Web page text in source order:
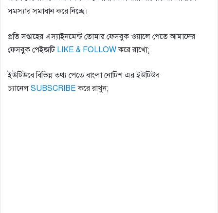
সমস্যার সমাধান করে নিচ্ছে।
প্রতি সপ্তাহের এস্যাইনমেন্ট তোমার ফেসবুক ওয়ালে পেতে আমাদের
ফেসবুক পেইজটি LIKE & FOLLOWকরে রাখো;
ইউটিউবে বিভিন্ন তথ্য পেতে বাংলা নোটিশ এর ইউটিউব
চ্যানেল SUBSCRIBE করে রাখুন;